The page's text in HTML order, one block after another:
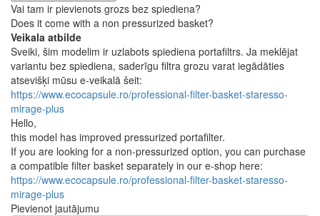
Vai tam ir pievienots grozs bez spiediena?
Does it come with a non pressurized basket?
Veikala atbilde
Sveiki, šim modelim ir uzlabots spiediena portafiltrs. Ja meklējat
variantu bez spiediena, saderīgu filtra grozu varat iegādāties
atsevišķi mūsu e-veikalā šeit:
https://www.ecocapsule.ro/professional-filter-basket-staresso-
mirage-plus
Hello,
this model has improved pressurized portafilter.
If you are looking for a non-pressurized option, you can purchase
a compatible filter basket separately in our e-shop here:
https://www.ecocapsule.ro/professional-filter-basket-staresso-
mirage-plus
Pievienot jautājumu